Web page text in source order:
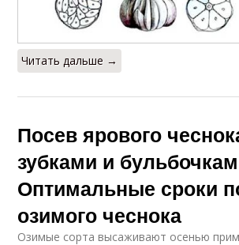
Читать дальше →
Посев ярового
зубками и
Оптимальные сроки
озимого чеснока
Озимые сорта высаживают осенью